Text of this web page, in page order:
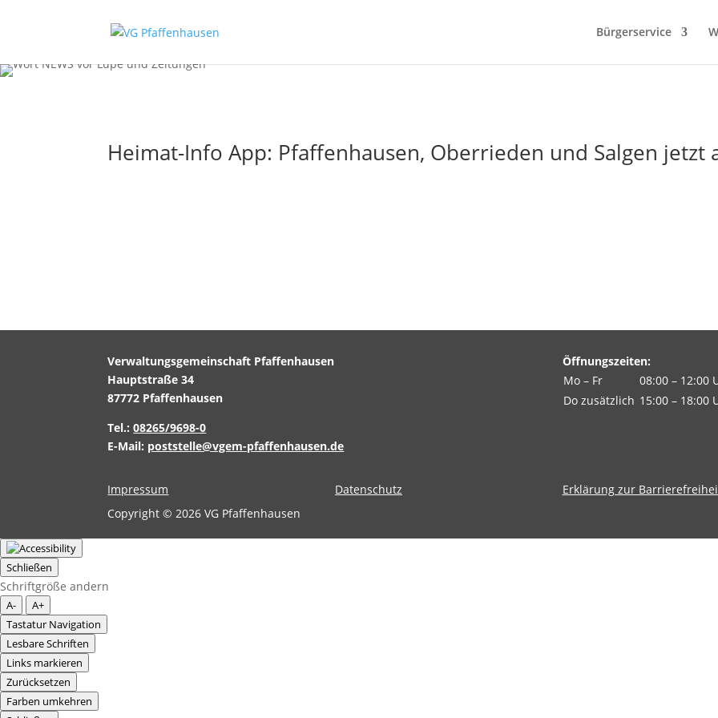
Bürgerservice
Heimat-Info App: Pfaffenhausen, Oberrieden und Salgen jetzt
Verwaltungsgemeinschaft Pfaffenhausen
Hauptstraße 34
87772 Pfaffenhausen
Tel.:08265/9698-0
E-Mail: poststelle@vgem-pfaffenhausen.de
Öffnungszeiten:
Mo – Fr
08:00 – 12:00
Do zusätzlich 15:00 – 18:00
Impressum Datenschutz
Erklärung zur
Copyright © 2026 VG Pfaffenhausen
Schließen
Schriftgröße andern
A-
A+
Tastatur Navigation
Lesbare Schriften
Links markieren
Zurücksetzen
Farben umkehren